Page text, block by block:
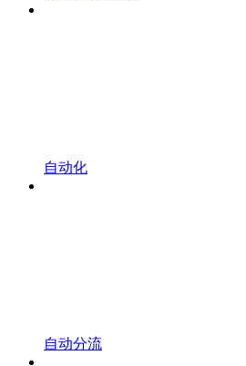
自动化
自动分流